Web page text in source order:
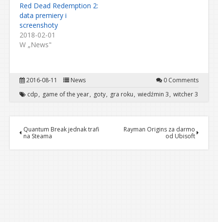
Red Dead Redemption 2:
data premiery i
screenshoty
2018-02-01
W „News"
2016-08-11 News
0 Comments
cdp
game of the year goty gra roku wiedźmin 3 witcher 3
Quantum Break jednak trafi
na Steama
Rayman Origins za darmo
od Ubisoft